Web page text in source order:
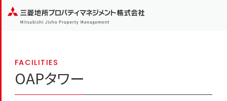
FACILITIES
OAPタワー